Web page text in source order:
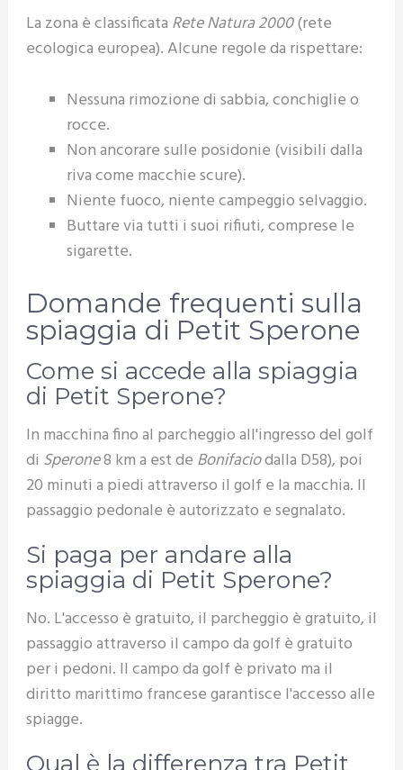
La zona è classificata Rete Natura 2000(rete
ecologica europea). Alcune regole da rispettare:
Nessuna rimozione di sabbia, conchiglie o
rocce.
Non ancorare sulle posidonie (visibili dalla
riva come macchie scure).
Niente fuoco, niente campeggio selvaggio.
Buttare via tutti i suoi rifiuti, comprese le
sigarette.
Domande frequenti sulla
spiaggia di Petit Sperone
Come si accede alla spiaggia
di Petit Sperone?
In macchina fino al parcheggio all'ingresso del golf
di Sperone8 km a est de Bonifaciodalla D58), poi
20 minuti a piedi attraverso il golf e la macchia. Il
passaggio pedonale è autorizzato e segnalato.
Si paga per andare alla
spiaggia di Petit Sperone?
No. L'accesso è gratuito, il parcheggio è gratuito, il
passaggio attraverso il campo da golf è gratuito
per i pedoni. Il campo da golf è privato ma il
diritto marittimo francese garantisce l'accesso alle
spiagge.
Qual è la differenza tra Petit